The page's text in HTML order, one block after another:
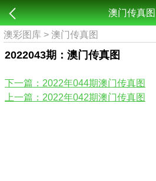
澳门传真图
澳彩图库 >澳门传真图
2022043期：澳门传真图
下一篇：2022年044期澳门传真图